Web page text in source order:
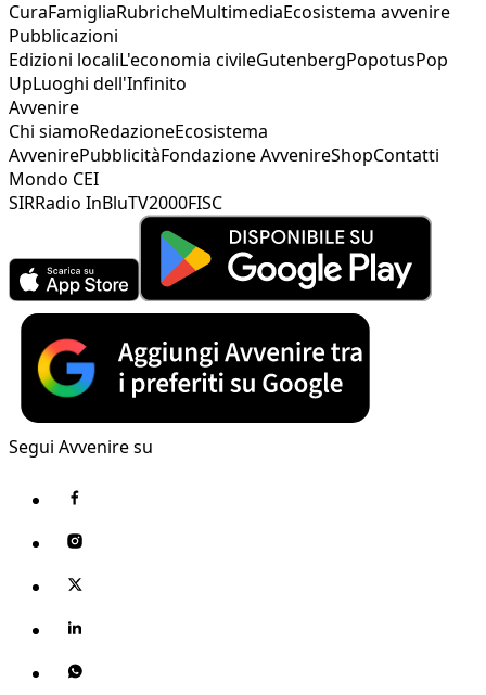
CuraFamigliaRubricheMultimediaEcosistema avvenire
Pubblicazioni
Edizioni localiL'economia civileGutenbergPopotusPop
UpLuoghi dell'Infinito
Avvenire
Chi siamoRedazioneEcosistema
AvvenirePubblicitàFondazione AvvenireShopContatti
Mondo CEI
SIRRadio InBluTV2000FISC
Segui Avvenire su